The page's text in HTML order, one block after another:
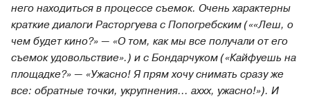
него находиться в процессе съемок. Очень характерны
краткие диалоги Расторгуева с Попогребским (««Леш, о
чем будет кино?» — «О том, как мы все получали от его
съемок удовольствие».) и с Бондарчуком («Кайфуешь на
площадке?» — «Ужасно! Я прям хочу снимать сразу же
все: обратные точки, укрупнения... аххх, ужасно!»). И